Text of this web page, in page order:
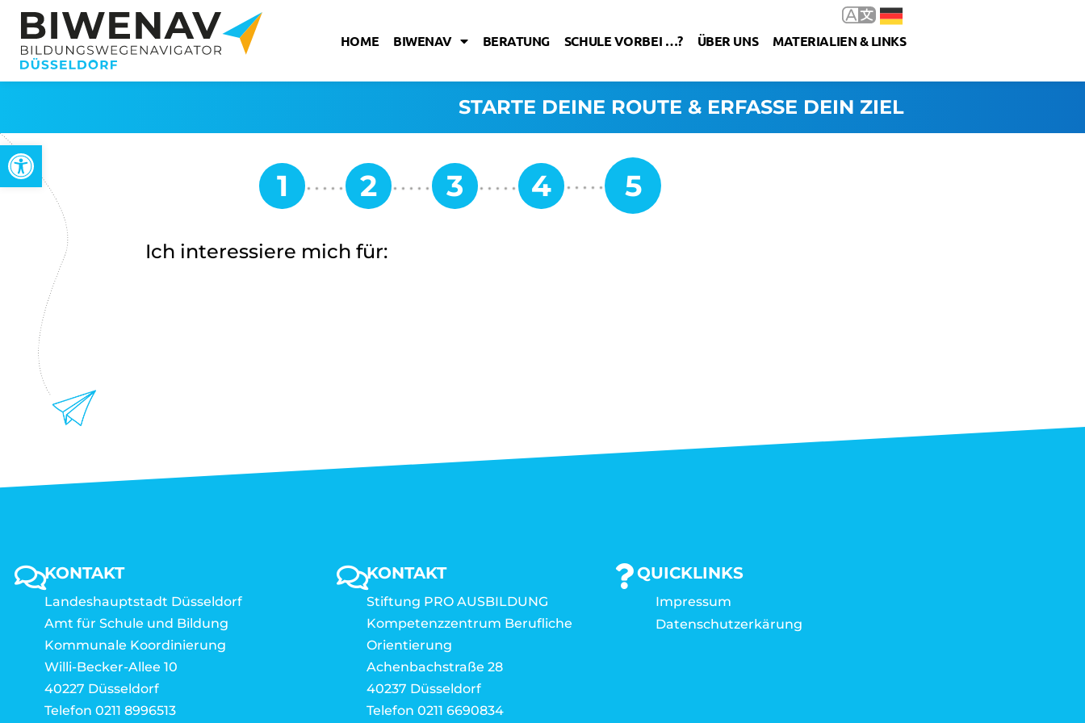
Open toolbar
HOME BIWENAV BERATUNG SCHULE VORBEI …? ÜBER UNS MATERIALIEN & LINKS
STARTE DEINE ROUTE & ERFASSE DEIN ZIEL
Ich interessiere mich für:
KONTAKT
Landeshauptstadt Düsseldorf
Amt für Schule und Bildung
Kommunale Koordinierung
Willi-Becker-Allee 10
40227 Düsseldorf
Telefon 0211 8996513
KONTAKT
Stiftung PRO AUSBILDUNG
Kompetenzzentrum Berufliche
Orientierung
Achenbachstraße 28
40237 Düsseldorf
Telefon 0211 6690834
QUICKLINKS
Impressum
Datenschutzerkärung